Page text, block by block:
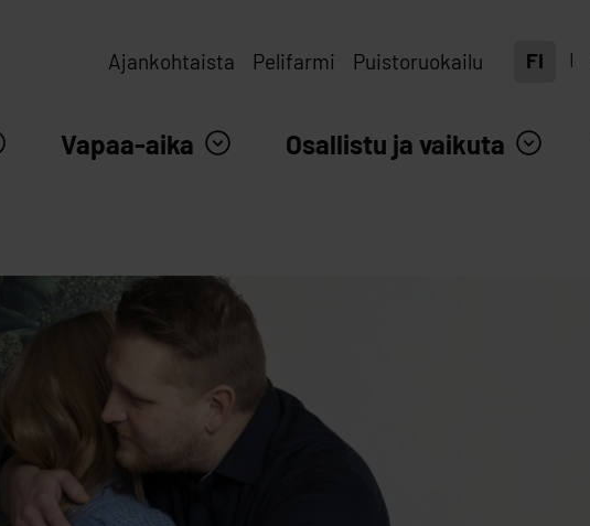
Ajankohtaista Pelifarmi Puistoruokailu FI
Vapaa-aika Osallistu ja vaikuta